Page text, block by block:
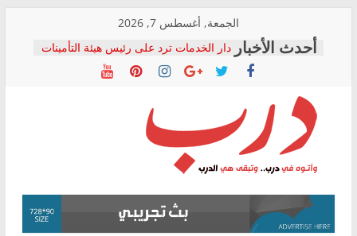
content
الجمعة, أغسطس 7, 2026
دار الخدمات ترد على رئيس هيئة التأمينات
بعد مؤتمره الصحفي: إنكار الأزمة لا ينهي
معاناة أصحاب المعاشات.. ونطالب بكشف
فرحات سليمان يكتب: القطاع الصحي إلى
أين؟
حزب التحالف الشعبي يطلق لجنة “الحق
في الصحة” بالإسكندرية لرصد الانتهاكات
ودعم المرضى
الوزاري لمدينة الصحفيين.. وانتهاء أعمال
إنشاء المبنى الإداري
درب
وأتوه
درب..